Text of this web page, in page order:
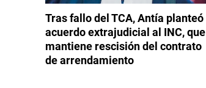
Tras fallo del TCA, Antía planteó
acuerdo extrajudicial al INC, que
mantiene rescisión del contrato
de arrendamiento